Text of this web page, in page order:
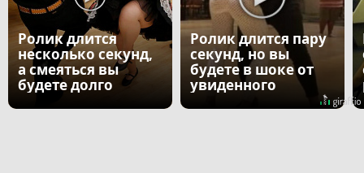
Ролик длится
несколько секунд,
а смеяться вы
будете долго
Ролик длится пару
секунд, но вы
будете в шоке от
увиденного